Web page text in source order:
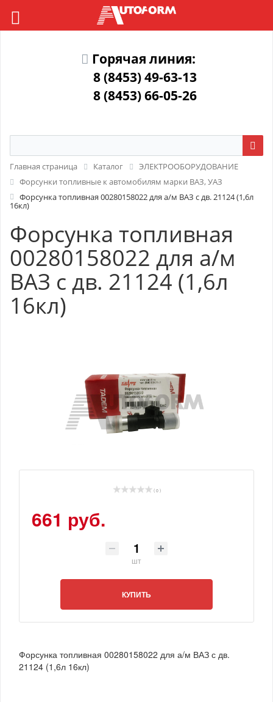
Горячая линия:
8 (8453) 49-63-13
8 (8453) 66-05-26
Главная страница Каталог
ЭЛЕКТРООБОРУДОВАНИЕ
Форсунки топливные к автомобилям марки ВАЗ, УАЗ
Форсунка топливная 00280158022 для а/м ВАЗ с дв. 21124 (1,6л
16кл)
Форсунка топливная
00280158022 для а/м
ВАЗ с дв. 21124 (1,6л
16кл)
( 0 )
661 руб.
шт
КУПИТЬ
Форсунка топливная 00280158022 для а/м ВАЗ с дв.
21124 (1,6л 16кл)